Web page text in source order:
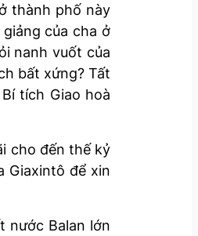
thành phố này
của cha ở
nanh vuốt của
bất xứng? Tất
tích Giao hoà
cho đến thế kỷ
Giaxintô để xin
nước Balan lớn